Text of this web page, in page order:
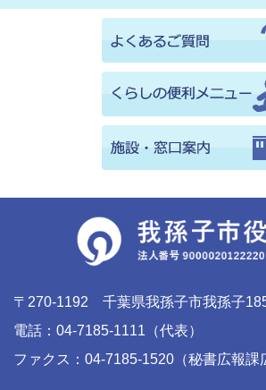
〒270-1192 千葉県我孫子市我孫子
電話：04-7185-1111（代表）
ファクス：04-7185-1520（秘書広報課